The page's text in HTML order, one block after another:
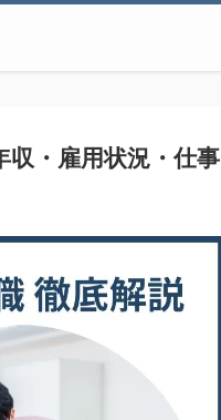
収・雇用状況・仕事